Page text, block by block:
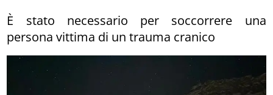
È stato necessario per soccorrere una
persona vittima di un trauma cranico